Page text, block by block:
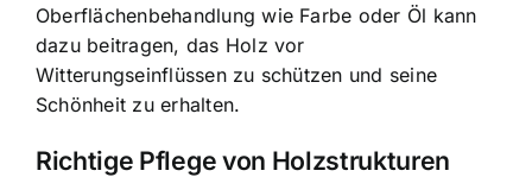
Oberflächenbehandlung wie Farbe oder Öl kann
dazu beitragen, das Holz vor
Witterungseinflüssen zu schützen und seine
Schönheit zu erhalten.
Richtige Pflege von Holzstrukturen